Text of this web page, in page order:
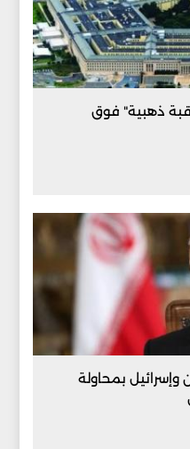
ذهبية" فوق
وإسرائيل بمحاولة